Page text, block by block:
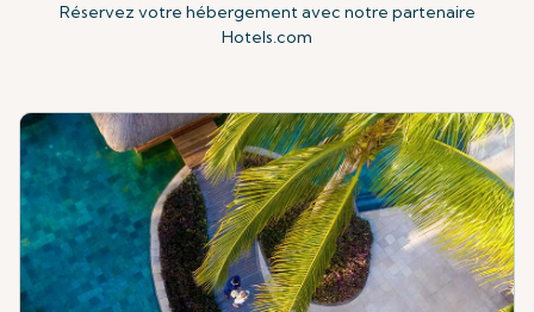
Réservez votre hébergement avec notre partenaire
Hotels.com